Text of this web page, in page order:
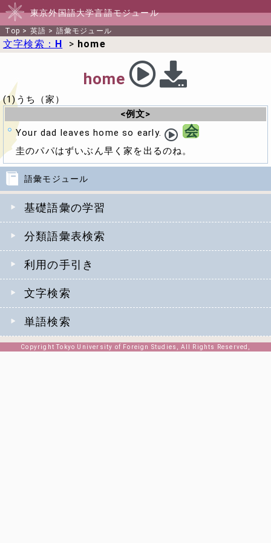
東京外国語大学言語モジュール
Top > 英語 > 語彙モジュール
語彙モジュール
基礎語彙の学習
分類語彙表検索
利用の手引き
文字検索
単語検索
文字検索： H > home
home
(1)うち（家）
<例文>
Your dad leaves home so early.
会
圭のパパはずいぶん早く家を出るのね。
Copyright Tokyo University of Foreign Studies, All Rights Reserved,